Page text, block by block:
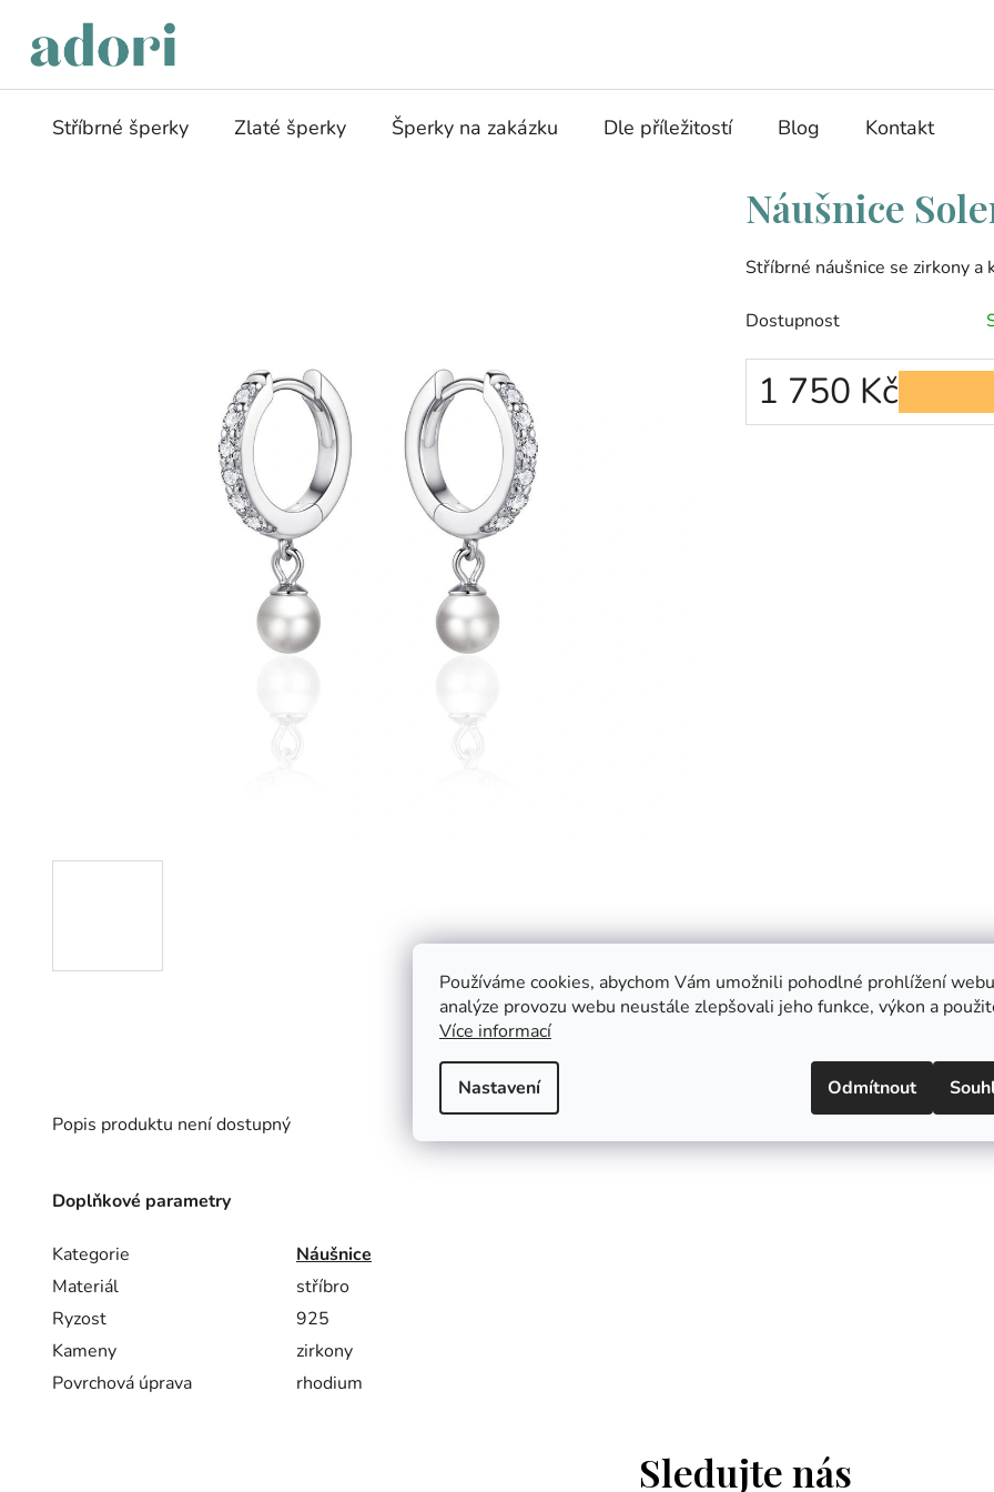
Používáme cookies, abychom Vám umožnili pohodlné prohlížení
analýze provozu webu neustále zlepšovali jeho funkce, výkon a
Více informací
Nastavení Odmítnout
obsah
Stříbrné šperky Zlaté šperky Šperky na zakázku Dle příležitostí Blog Kontakt
Náušnice
Stříbrné náušnice se zirkony a
Dostupnost
1 750 Kč
Měrná cena:
Popis produktu není dostupný
Doplňkové parametry
Kategorie
Náušnice
Materiál
stříbro
Ryzost
925
Kameny
zirkony
Povrchová úprava
rhodium
Sledujte nás